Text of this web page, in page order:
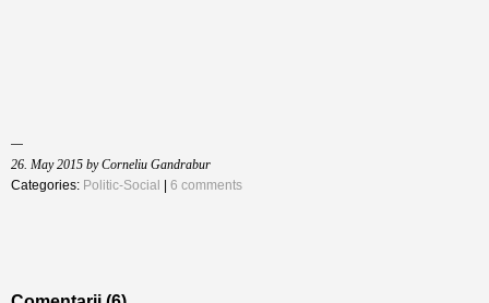
26. May 2015 by Corneliu Gandrabur
Categories: Politic-Social 6 comments